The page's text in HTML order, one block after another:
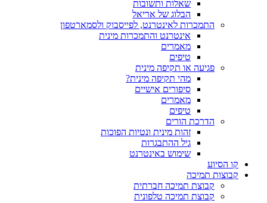
שאלות ותשובות
הבלוג של אריאל
התמכרות לאינטרנט, לפייסבוק ולסמארטפון
אינטרנט והתמכרות מינית
מאמרים
טיפים
פגיעה או תקיפה מינית
מהי תקיפה מינית?
סיפורים אישיים
מאמרים
טיפים
הדרכת הורים
זהות מינית ונטיות הפוכות
גיל ההתבגרות
שימוש באינטרנט
קו הסיוע
קבוצות תמיכה
קבוצת תמיכה חברתית
קבוצת תמיכה טלפונית